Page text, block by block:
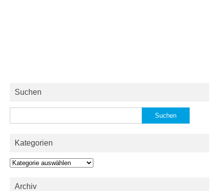
Suchen
nach:
Kategorien
Kategorien
Archiv